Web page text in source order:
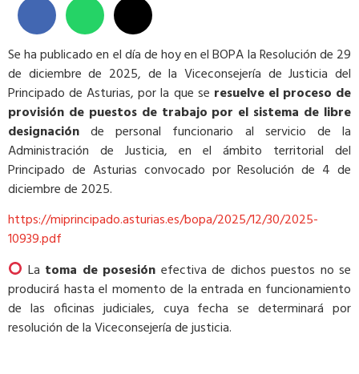
Se ha publicado en el día de hoy en el BOPA la Resolución de 29
de diciembre de 2025, de la Viceconsejería de Justicia del
Principado de Asturias, por la que se resuelve el proceso de
provisión de puestos de trabajo por el sistema de libre
designación de personal funcionario al servicio de la
Administración de Justicia, en el ámbito territorial del
Principado de Asturias convocado por Resolución de 4 de
diciembre de 2025.
https://miprincipado.asturias.es/bopa/2025/12/30/2025-
10939.pdf
La toma de posesión efectiva de dichos puestos no se
producirá hasta el momento de la entrada en funcionamiento
de las oficinas judiciales, cuya fecha se determinará por
resolución de la Viceconsejería de justicia.